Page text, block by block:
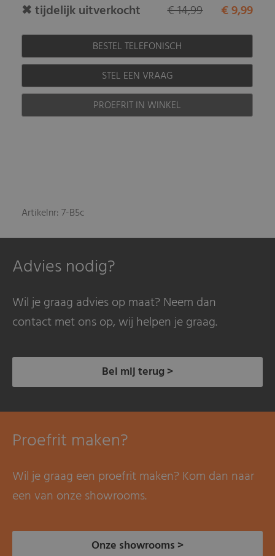
✖ tijdelijk uitverkocht € 9,99
€ 14,99
BESTEL TELEFONISCH
STEL EEN VRAAG
PROEFRIT IN WINKEL
Artikelnr: 7-B5c
Advies nodig?
Wil je graag advies op maat? Neem dan
contact met ons op, wij helpen je graag.
Bel mij terug >
Proefrit maken?
Wil je graag een proefrit maken? Kom dan naar
een van onze showrooms.
Onze showrooms >